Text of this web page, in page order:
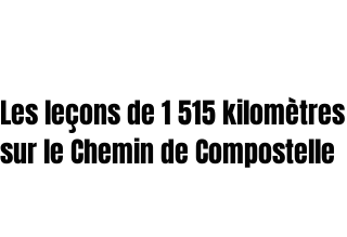
Les leçons de 1 515 kilomètres
sur le Chemin de Compostelle